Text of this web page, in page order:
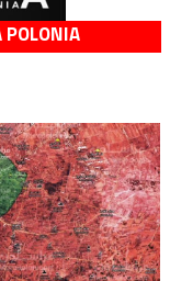
POLONIA